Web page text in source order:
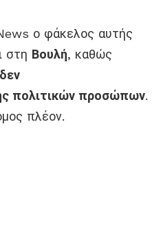
ο φάκελος αυτής
στη Βουλή, καθώς
δεν
πολιτικών προσώπων.
πλέον.